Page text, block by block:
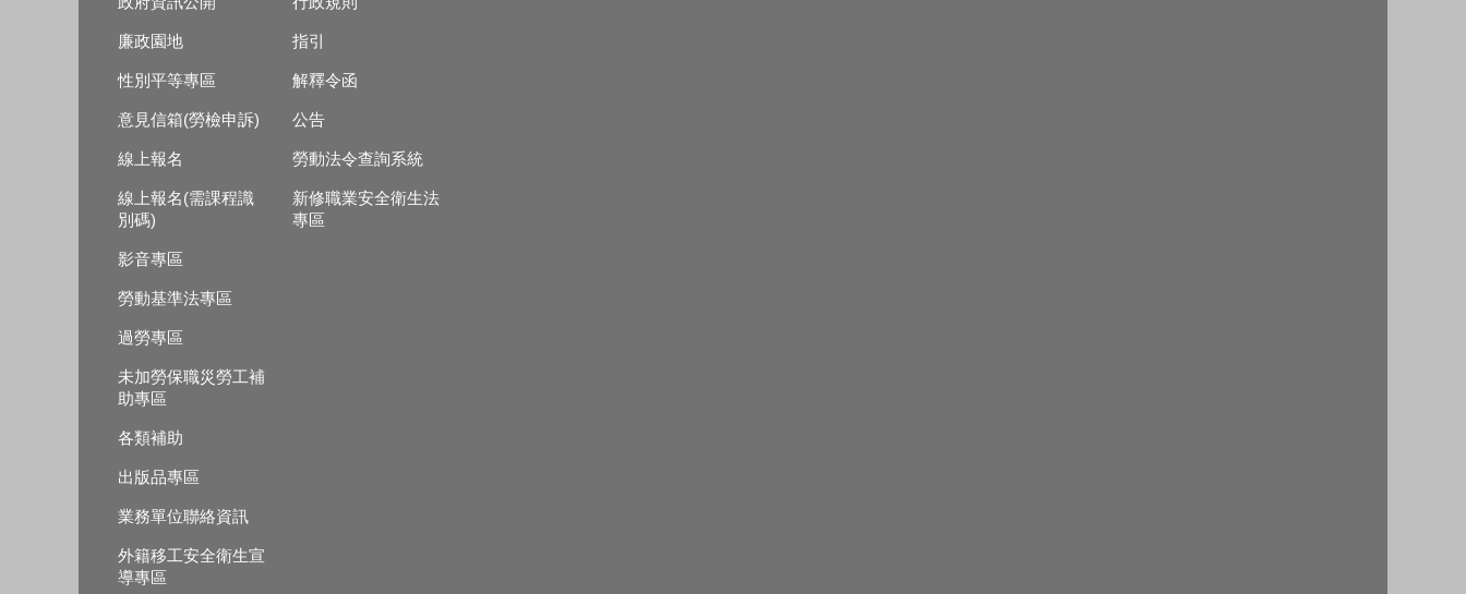
廉政園地
性別平等專區
意見信箱(勞檢申訴)
線上報名
線上報名(需課程識
別碼)
影音專區
勞動基準法專區
過勞專區
未加勞保職災勞工補
助專區
各類補助
出版品專區
業務單位聯絡資訊
外籍移工安全衛生宣
導專區
指引
解釋令函
公告
勞動法令查詢系統
新修職業安全衛生法
專區